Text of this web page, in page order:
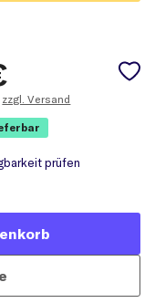
zzgl. Versand
prüfen